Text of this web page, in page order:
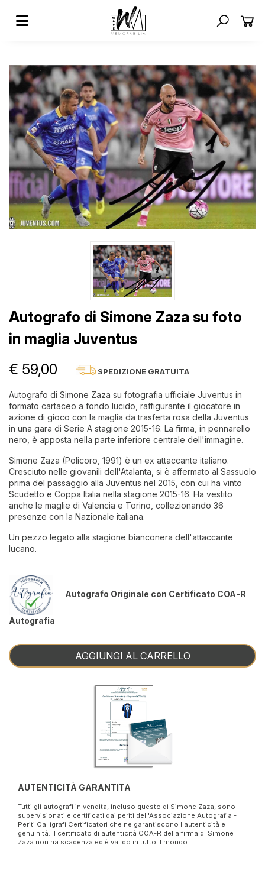
Autografo di Simone Zaza su foto
in maglia Juventus
€ 59,00 SPEDIZIONE GRATUITA
Autografo di Simone Zaza su fotografia ufficiale Juventus in
formato cartaceo a fondo lucido, raffigurante il giocatore in
azione di gioco con la maglia da trasferta rosa della Juventus
in una gara di Serie A stagione 2015-16. La firma, in pennarello
nero, è apposta nella parte inferiore centrale dell'immagine.
Simone Zaza (Policoro, 1991) è un ex attaccante italiano.
Cresciuto nelle giovanili dell'Atalanta, si è affermato al Sassuolo
prima del passaggio alla Juventus nel 2015, con cui ha vinto
Scudetto e Coppa Italia nella stagione 2015-16. Ha vestito
anche le maglie di Valencia e Torino, collezionando 36
presenze con la Nazionale italiana.
Un pezzo legato alla stagione bianconera dell'attaccante
lucano.
Autografo Originale con Certificato COA-R
Autografia
AGGIUNGI AL CARRELLO
AUTENTICITÀ GARANTITA
Tutti gli autografi in vendita, incluso questo di Simone Zaza, sono
supervisionati e certificati dai periti dell'Associazione Autografia -
Periti Calligrafi Certificatori che ne garantiscono l'autenticità e
genuinità. Il certificato di autenticità COA-R della firma di Simone
Zaza non ha scadenza ed è valido in tutto il mondo.